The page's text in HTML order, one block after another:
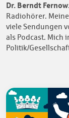
Dr. Berndt Fernow
Radiohörer.
viele Sendungen
als Podcast. Mich
Politik/